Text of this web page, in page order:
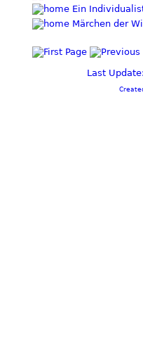
Ein
Märchen der
Last